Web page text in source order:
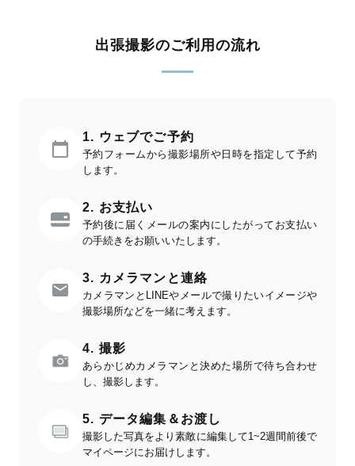
出張撮影のご利用の流れ
1. ウェブでご予約
予約フォームから撮影場所や日時を指定して予約
します。
2. お支払い
予約後に届くメールの案内にしたがってお支払い
の手続きをお願いいたします。
3. カメラマンと連絡
カメラマンとLINEやメールで撮りたいイメージや
撮影場所などを一緒に考えます。
4. 撮影
あらかじめカメラマンと決めた場所で待ち合わせ
し、撮影します。
5. データ編集＆お渡し
撮影した写真をより素敵に編集して1~2週間前後で
マイページにお届けします。